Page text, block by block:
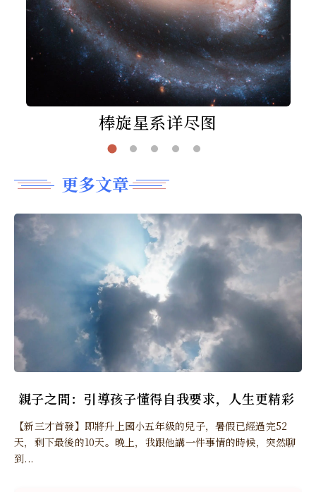
棒旋星系详尽图
更多文章
親子之間：引導孩子懂得自我要求，人生更精彩
【新三才首發】即將升上國小五年級的兒子，暑假已經過完52
天，剩下最後的10天。晚上，我跟他講一件事情的時候，突然聊
到...